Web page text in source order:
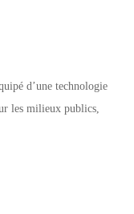
d’une technologie
les milieux publics,